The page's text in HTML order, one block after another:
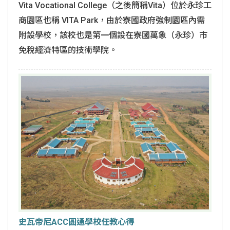
Vita Vocational College（之後簡稱Vita）位於永珍工
商園區也稱 VITA Park，由於寮國政府強制園區內需
附設學校，該校也是第一個設在寮國萬象（永珍）市
免稅經濟特區的技術學院。
史瓦帝尼ACC圓通學校任教心得